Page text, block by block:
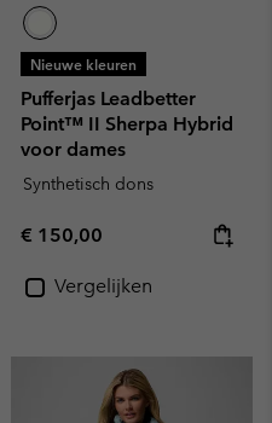
Nieuwe kleuren
Pufferjas Leadbetter
Point™ II Sherpa Hybrid
voor dames
Synthetisch dons
Regular price:
€ 150,00
Vergelijken